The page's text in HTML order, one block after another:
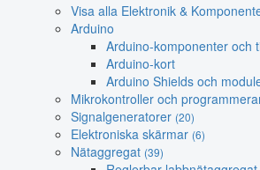
Visa alla Elektronik &
Arduino
Arduino-komponenter och
Arduino-kort
Arduino Shields och
Mikrokontroller och
Signalgeneratorer (20)
Elektroniska skärmar (6)
Nätaggregat (39)